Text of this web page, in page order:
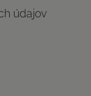
údajov